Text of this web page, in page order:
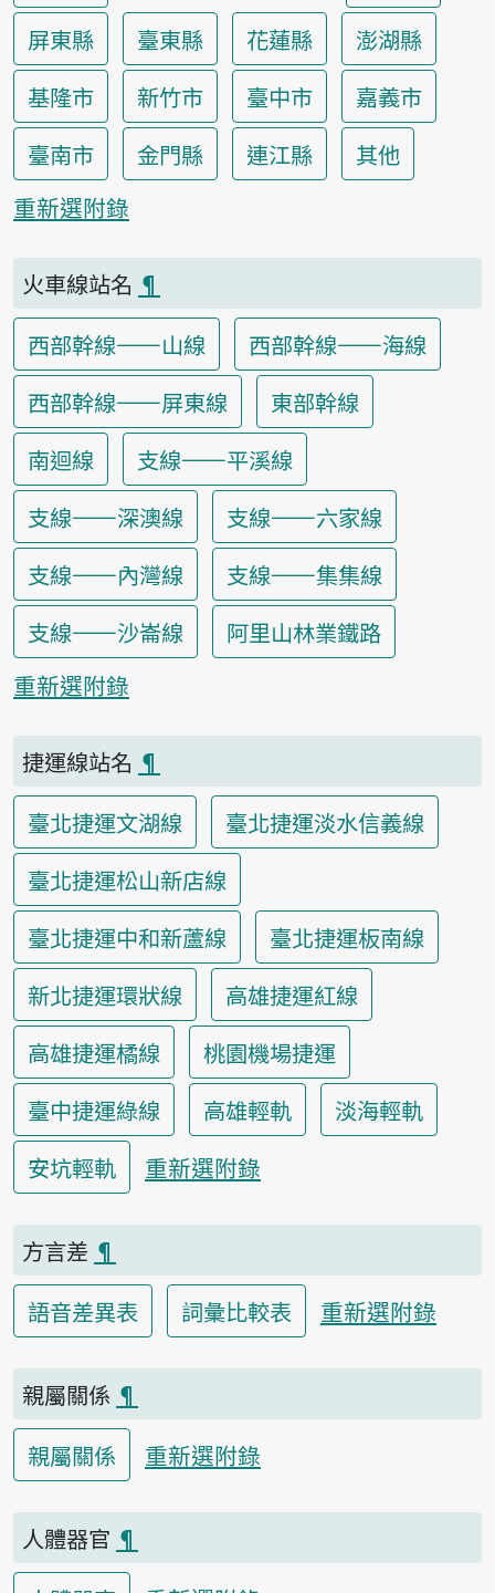
屏東縣
臺東縣 花蓮縣
澎湖縣
基隆市
新竹市 臺中市
嘉義市
臺南市
金門縣 連江縣
其他
重新選附錄
火車線站名 ¶
西部幹線——山線
西部幹線——海線
西部幹線——屏東線
東部幹線
南迴線
支線——平溪線
支線——深澳線
支線——六家線
支線——內灣線
支線——集集線
支線——沙崙線
阿里山林業鐵路
重新選附錄
捷運線站名 ¶
臺北捷運文湖線
臺北捷運淡水信義線
臺北捷運松山新店線
臺北捷運中和新蘆線
臺北捷運板南線
新北捷運環狀線
高雄捷運紅線
高雄捷運橘線
桃園機場捷運
臺中捷運綠線
高雄輕軌
淡海輕軌
安坑輕軌
重新選附錄
方言差 ¶
語音差異表
詞彙比較表 重新選附錄
親屬關係 ¶
親屬關係
重新選附錄
人體器官 ¶